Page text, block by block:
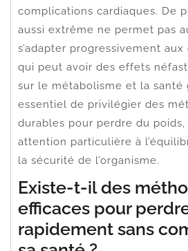
complications cardiaques. De
aussi extrême ne permet pas
s’adapter progressivement
qui peut avoir des effets
sur le métabolisme et la santé
essentiel de privilégier des
durables pour perdre du
attention particulière à
la sécurité de l’organisme.
Existe-t-il des
efficaces pour
rapidement sans